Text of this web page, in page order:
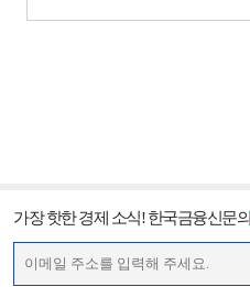
가장 핫한 경제 소식! 한국금융신문의